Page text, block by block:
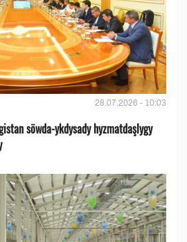
28.07.2026 - 10:03
söwda-ykdysady hyzmatdaşlygy